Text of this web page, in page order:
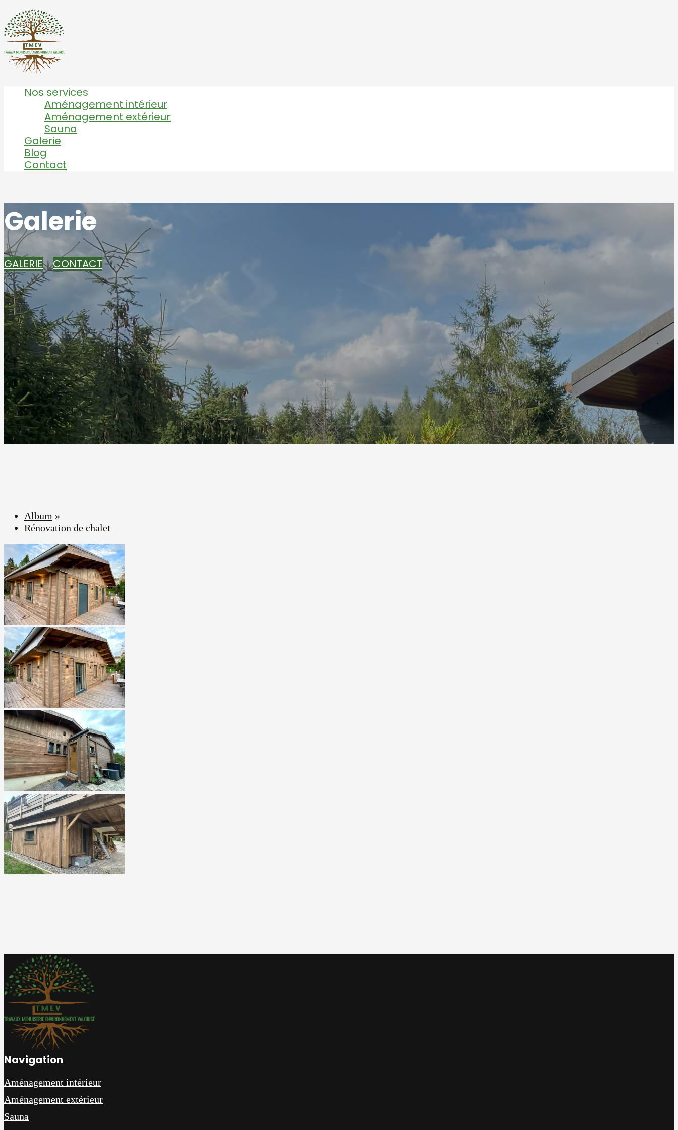
Nos services
Aménagement intérieur
Aménagement extérieur
Sauna
Galerie
Blog
Contact
Galerie
GALERIE CONTACT
Album »
Rénovation de chalet
Navigation
Aménagement intérieur
Aménagement extérieur
Sauna